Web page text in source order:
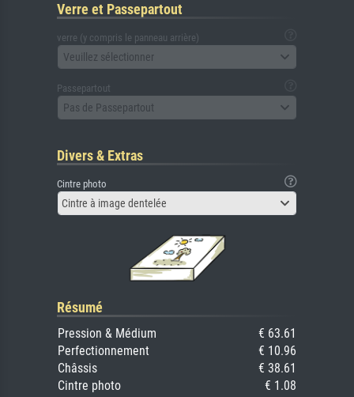
Verre et Passepartout
verre (y compris le panneau arrière)
Veuillez sélectionner
Passepartout
Pas de Passepartout
Divers & Extras
Cintre photo
Cintre à image dentelée
Résumé
Pression & Médium
€ 63.61
Perfectionnement
€ 10.96
Châssis
€ 38.61
Cintre photo
€ 1.08